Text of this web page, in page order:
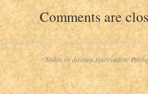
Comments are
Todos os direitos reservados: